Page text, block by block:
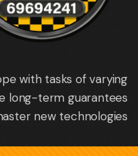
with tasks of varying
long-term guarantees
new technologies.